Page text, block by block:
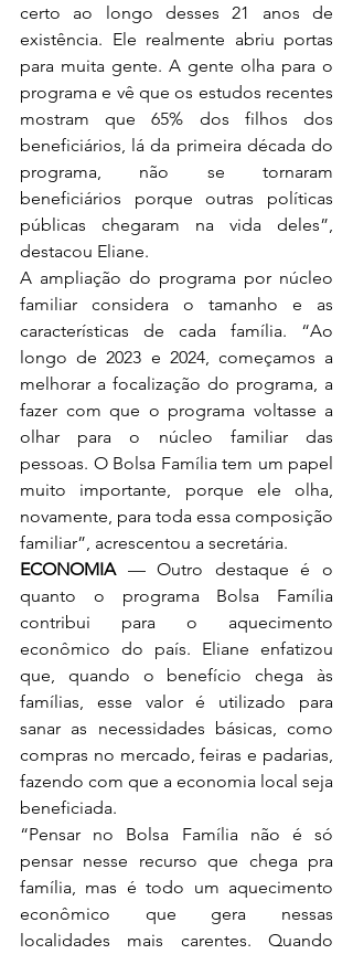
certo ao longo desses 21 anos de
existência. Ele realmente abriu portas
para muita gente. A gente olha para o
programa e vê que os estudos recentes
mostram que 65% dos filhos dos
beneficiários, lá da primeira década do
programa, não se tornaram
beneficiários porque outras políticas
públicas chegaram na vida deles”,
destacou Eliane.
A ampliação do programa por núcleo
familiar considera o tamanho e as
características de cada família. “Ao
longo de 2023 e 2024, começamos a
melhorar a focalização do programa, a
fazer com que o programa voltasse a
olhar para o núcleo familiar das
pessoas. O Bolsa Família tem um papel
muito importante, porque ele olha,
novamente, para toda essa composição
familiar”, acrescentou a secretária.
ECONOMIA — Outro destaque é o
quanto o programa Bolsa Família
contribui para o aquecimento
econômico do país. Eliane enfatizou
que, quando o benefício chega às
famílias, esse valor é utilizado para
sanar as necessidades básicas, como
compras no mercado, feiras e padarias,
fazendo com que a economia local seja
beneficiada.
“Pensar no Bolsa Família não é só
pensar nesse recurso que chega pra
família, mas é todo um aquecimento
econômico que gera nessas
localidades mais carentes. Quando